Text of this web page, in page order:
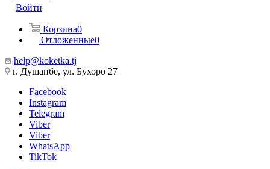
Войти
Корзина0
Отложенные0
help@koketka.tj
г. Душанбе, ул. Бухоро 27
Facebook
Instagram
Telegram
Viber
Viber
WhatsApp
TikTok